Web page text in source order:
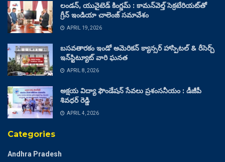
లండన్, యునైటెడ్ కింగ్డమ్ : కామన్‌వెల్త్ సెక్రటేరియట్‌తో
గ్రీన్ ఇండియా చాలెంజ్ సమావేశం
APRIL 19, 2026
బసవతారకం ఇండో అమెరికన్ క్యాన్సర్ హాస్పిటల్ & రీసెర్చ్
ఇన్‌స్టిట్యూట్ వారి ఘనత
APRIL 8, 2026
అక్షయ విద్యా ఫౌండేషన్ సేవలు ప్రశంసనీయం : డీజీపీ
శివధర్ రెడ్డి
APRIL 4, 2026
Categories
Andhra Pradesh